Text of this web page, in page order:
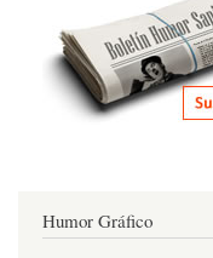
Humor Gráfico